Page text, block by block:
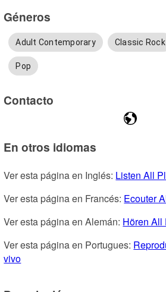
Géneros
Adult Contemporary Classic Rock
Pop
Contacto
En otros idiomas
Ver esta página en Inglés: Listen All
Ver esta página en Francés: Ecouter
Ver esta página en Alemán: Hören All
Ver esta página en Portugues:
vivo